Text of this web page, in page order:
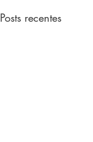
Posts recentes